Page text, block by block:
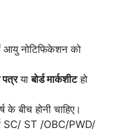
आयु नोटिफिकेशन को
पत्रयाबोर्ड मार्कशीटहो
के बीच होनी चाहिए।
SC/ ST /OBC/PWD/